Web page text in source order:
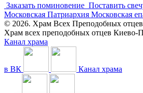
Заказать поминовение Поставить
Московская Патриархия Московская
© 2026. Храм Всех Преподобных
Храм всех преподобных отцев
Канал храма
в ВК Канал храма